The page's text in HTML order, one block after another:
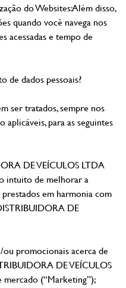
do Websites: Além disso,
quando você navega nos
acessadas e tempo de
de dados pessoais?
ser tratados, sempre nos
para as seguintes
DE VEÍCULOS LTDA
intuito de melhorar a
em harmonia com
DE
promocionais acerca de
DE VEÍCULOS
mercado (“Marketing”);